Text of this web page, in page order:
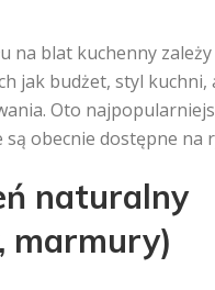
na blat kuchenny
jak budżet, styl kuchni,
Oto
są obecnie dostępne na
naturalny
marmury)